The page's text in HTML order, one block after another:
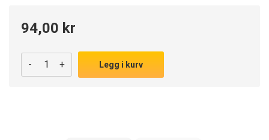
94,00 kr
- + Legg i kurv